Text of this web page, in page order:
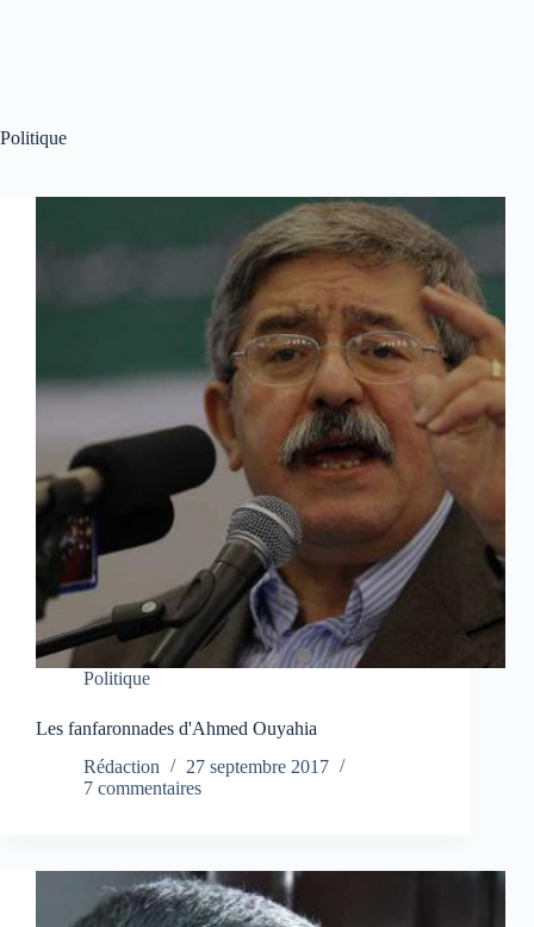
Politique
Politique
Les fanfaronnades d'Ahmed Ouyahia
Rédaction
27 septembre 2017
7 commentaires